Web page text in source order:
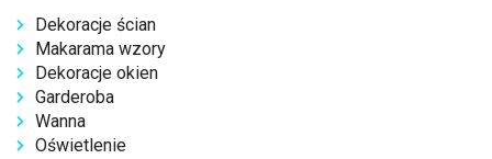
Dekoracje ścian
Makarama wzory
Dekoracje okien
Garderoba
Wanna
Oświetlenie